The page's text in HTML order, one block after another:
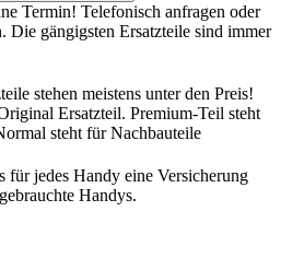
Termin! Telefonisch anfragen oder
Die gängigsten Ersatzteile sind immer
stehen meistens unter den Preis!
Ersatzteil. Premium-Teil steht
steht für Nachbauteile
für jedes Handy eine Versicherung
Handys.